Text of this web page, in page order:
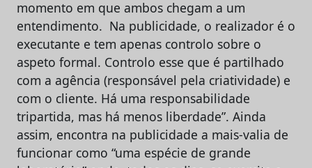
momento em que ambos chegam a um
entendimento. Na publicidade, o realizador é o
executante e tem apenas controlo sobre o
aspeto formal. Controlo esse que é partilhado
com a agência (responsável pela criatividade) e
com o cliente. Há uma responsabilidade
tripartida, mas há menos liberdade”. Ainda
assim, encontra na publicidade a mais-valia de
funcionar como “uma espécie de grande